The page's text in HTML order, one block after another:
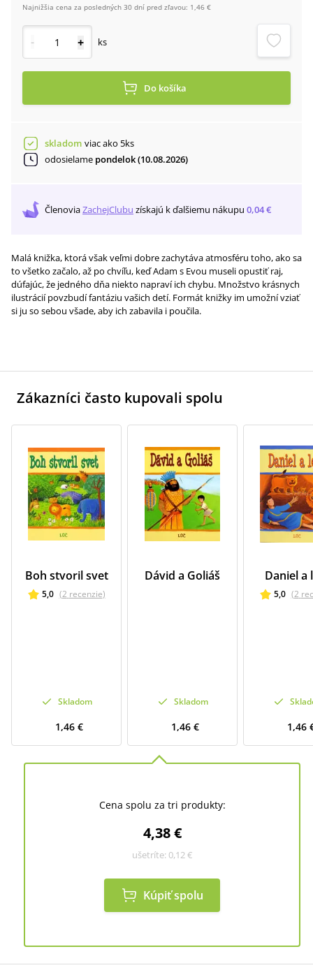
Najnižšia cena za posledných 30 dní pred zľavou: 1,46 €
- + ks
Do košíka
skladom viac ako 5ks
odosielame pondelok (10.08.2026)
ČlenoviaZachejClubu získajú k ďalšiemu nákupu 0,04 €
Malá knižka, ktorá však veľmi dobre zachytáva atmosféru toho, ako sa
to všetko začalo, až po chvíľu, keď Adam s Evou museli opustiť raj,
dúfajúc, že jedného dňa niekto napraví ich chybu. Množstvo krásnych
ilustrácií povzbudí fantáziu vašich detí. Formát knižky im umožní vziať
si ju so sebou všade, aby ich zabavila i poučila.
Zákazníci často kupovali spolu
Boh stvoril svet
5,0 (2 recenzie)
Skladom
1,46 €
Dávid a Goliáš
Skladom
1,46 €
Daniel a
5,0 (2
1,46
Cena spolu za tri produkty:
4,38 €
ušetríte: 0,12 €
Kúpiť spolu